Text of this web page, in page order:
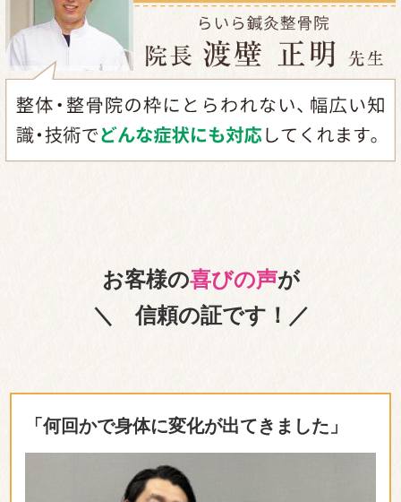
お客様の喜びの声が
＼ 信頼の証です！／
「何回かで身体に変化が出てきました」